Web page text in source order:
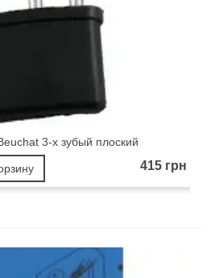
3-х зубый плоский
415 грн